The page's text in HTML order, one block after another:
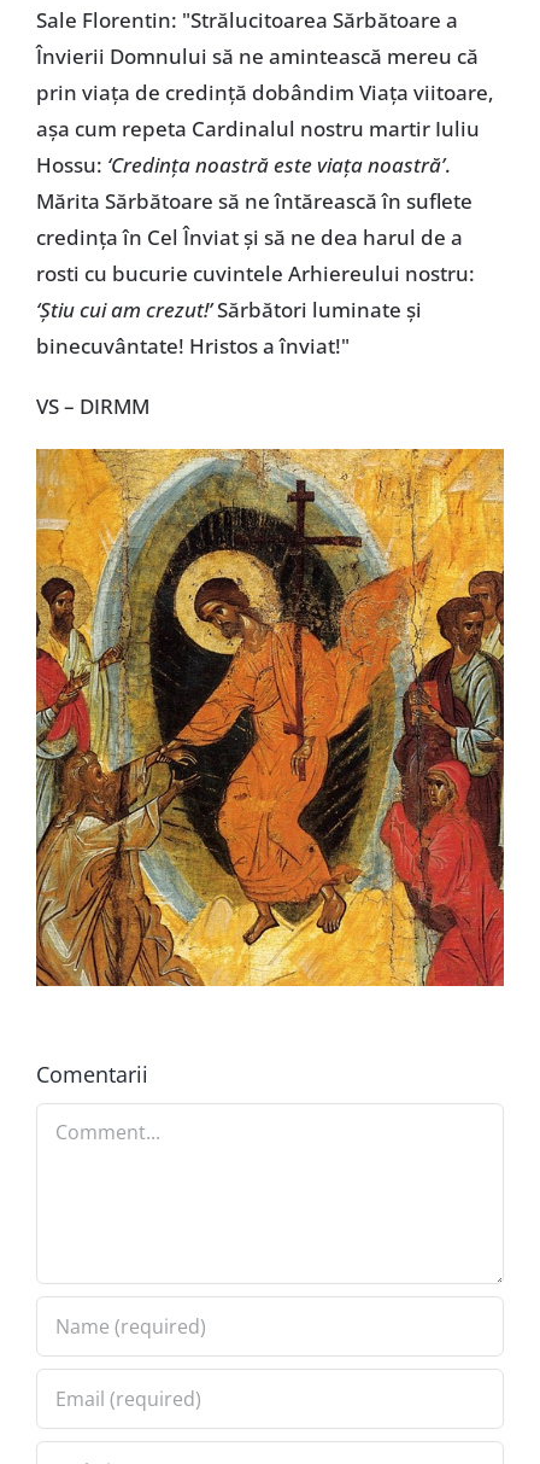
Sale Florentin: "Strălucitoarea Sărbătoare a
Învierii Domnului să ne amintească mereu că
prin viața de credință dobândim Viața viitoare,
așa cum repeta Cardinalul nostru martir Iuliu
Hossu: ‘Credința noastră este viața noastră’.
Mărita Sărbătoare să ne întărească în suflete
credința în Cel Înviat și să ne dea harul de a
rosti cu bucurie cuvintele Arhiereului nostru:
‘Știu cui am crezut!’Sărbători luminate și
binecuvântate! Hristos a înviat!"
VS – DIRMM
Comentarii
Comment